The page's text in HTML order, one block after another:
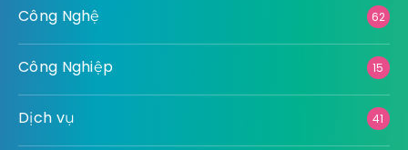
Công Nghệ 62
Công Nghiệp 15
Dịch vụ 41